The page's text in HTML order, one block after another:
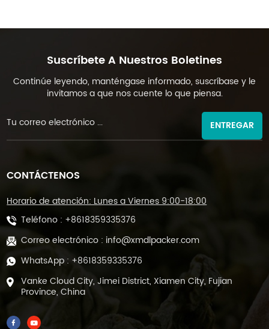
Suscríbete A Nuestros Boletines
Continúe leyendo, manténgase informado, suscríbase y le
invitamos a que nos cuente lo que piensa.
ENTREGAR
CONTÁCTENOS
Horario de atención: Lunes a Viernes 9:00-18:00
Teléfono : +8618359335376
Correo electrónico : info@xmdlpacker.com
WhatsApp : +8618359335376
Vanke Cloud City, Jimei District, Xiamen City, Fujian
Province, China